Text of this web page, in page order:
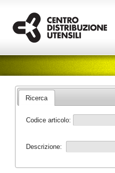
Ricerca
Codice articolo:
Descrizione: